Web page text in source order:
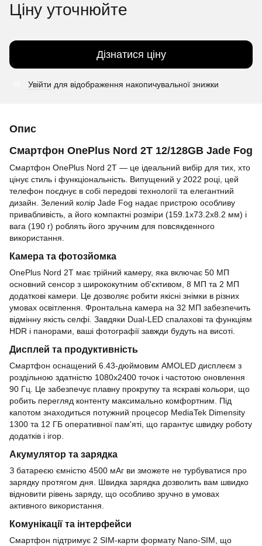
Ціну уточнюйте
Дізнатися ціну
Увійти для відображення накопичувальної знижки
Опис
Смартфон OnePlus Nord 2T 12/128GB Jade Fog
Смартфон OnePlus Nord 2T — це ідеальний вибір для тих, хто
цінує стиль і функціональність. Випущений у 2022 році, цей
телефон поєднує в собі передові технології та елегантний
дизайн. Зелений колір Jade Fog надає пристрою особливу
привабливість, а його компактні розміри (159.1x73.2x8.2 мм) і
вага (190 г) роблять його зручним для повсякденного
використання.
Камера та фотозйомка
OnePlus Nord 2T має трійний камеру, яка включає 50 МП
основний сенсор з ширококутним об'єктивом, 8 МП та 2 МП
додаткові камери. Це дозволяє робити якісні знімки в різних
умовах освітлення. Фронтальна камера на 32 МП забезпечить
відмінну якість селфі. Завдяки Dual-LED спалахові та функціям
HDR і панорами, ваші фотографії завжди будуть на висоті.
Дисплей та продуктивність
Смартфон оснащений 6.43-дюймовим AMOLED дисплеєм з
роздільною здатністю 1080x2400 точок і частотою оновлення
90 Гц. Це забезпечує плавну прокрутку та яскраві кольори, що
робить перегляд контенту максимально комфортним. Під
капотом знаходиться потужний процесор MediaTek Dimensity
1300 та 12 ГБ оперативної пам'яті, що гарантує швидку роботу
додатків і ігор.
Акумулятор та зарядка
З батареєю ємністю 4500 мАг ви зможете не турбуватися про
зарядку протягом дня. Швидка зарядка дозволить вам швидко
відновити рівень заряду, що особливо зручно в умовах
активного використання.
Комунікації та інтерфейси
Смартфон підтримує 2 SIM-карти формату Nano-SIM, що